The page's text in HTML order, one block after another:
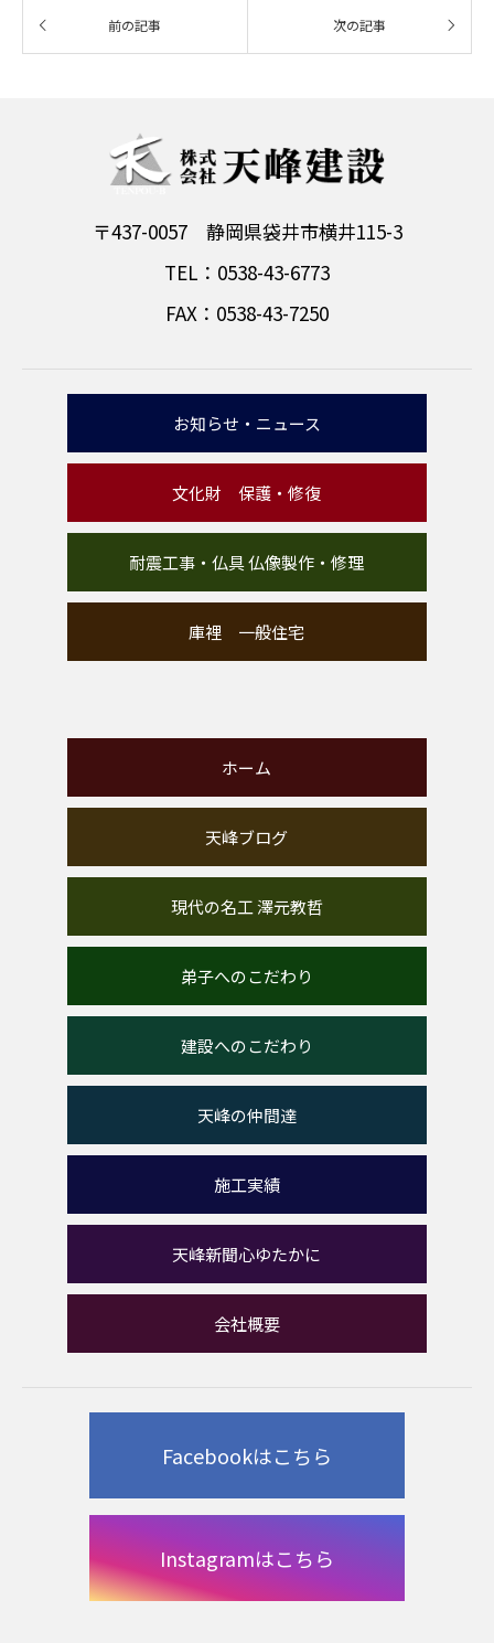
〒437-0057 静岡県袋井市横井115-3
TEL：0538-43-6773
FAX：0538-43-7250
お知らせ・ニュース
文化財 保護・修復
耐震工事・仏具 仏像製作・修理
庫裡 一般住宅
ホーム
天峰ブログ
現代の名工 澤元教哲
弟子へのこだわり
建設へのこだわり
天峰の仲間達
施工実績
天峰新聞心ゆたかに
会社概要
Facebookはこちら
Instagramはこちら